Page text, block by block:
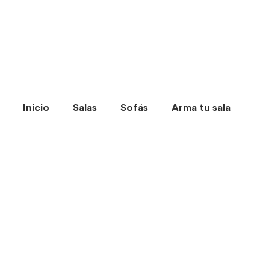
Inicio Salas Sofás Arma tu sala